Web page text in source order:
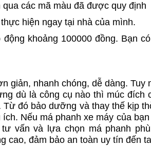
các mã màu đã được quy định
hiện ngay tại nhà của mình.
khoảng 100000 đồng. Bạn
giản, nhanh chóng, dễ dàng. Tuy
dù là công cụ nào thì múc đích
đó bảo dưỡng và thay thế kịp
Nếu má phanh xe máy của
vấn và lựa chọn má phanh
cao, đảm bảo an toàn uy tín đến